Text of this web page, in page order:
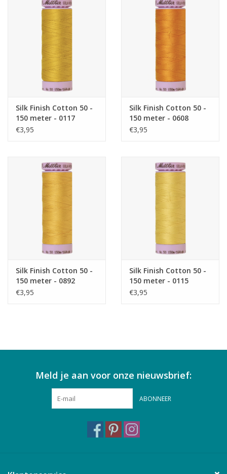
Silk Finish Cotton 50 -
150 meter - 0117
€3,95
Silk Finish Cotton 50 -
150 meter - 0608
€3,95
Silk Finish Cotton 50 -
150 meter - 0892
€3,95
Silk Finish Cotton 50 -
150 meter - 0115
€3,95
Meld je aan voor onze nieuwsbrief:
ABONNEER